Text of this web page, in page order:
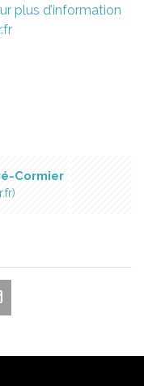
plus d’information
Cormier